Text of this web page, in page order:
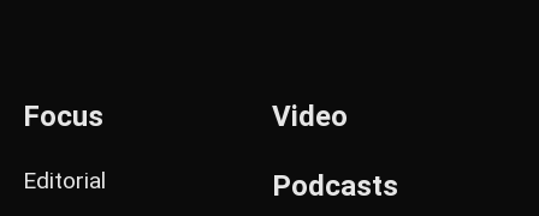
Focus
Editorial
Video
Podcasts